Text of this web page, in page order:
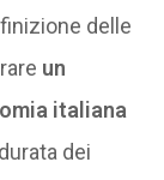
delle
un
italiana
dei